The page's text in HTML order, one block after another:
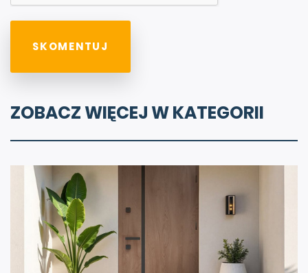
ZOBACZ WIĘCEJ W KATEGORII